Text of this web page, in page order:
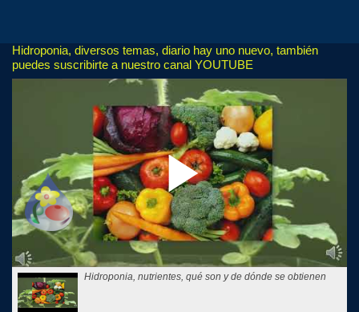
Hidroponia, diversos temas, diario hay uno nuevo, también
puedes suscribirte a nuestro canal YOUTUBE
Hidroponia, nutrientes, qué son y de dónde se obtienen